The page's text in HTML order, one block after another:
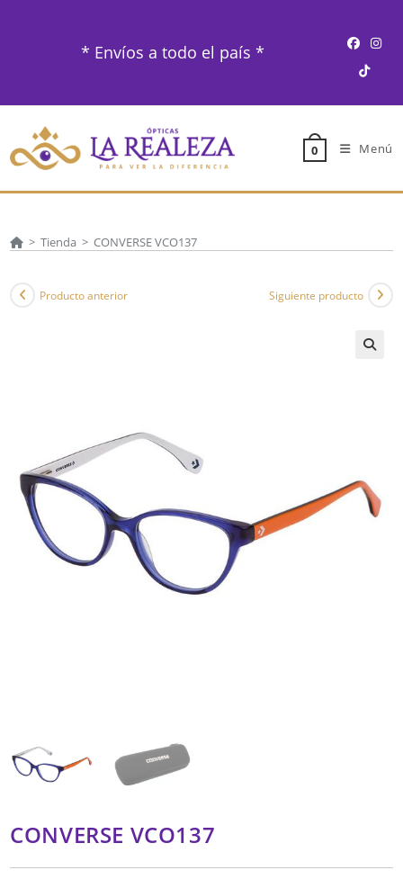
* Envíos a todo el país *
0 Menú
> Tienda > CONVERSE VCO137
Producto anterior Siguiente producto
CONVERSE VCO137